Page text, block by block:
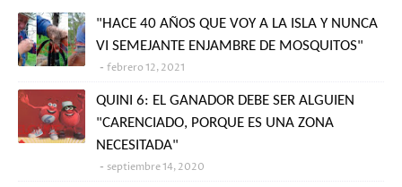
"HACE 40 AÑOS QUE VOY A LA ISLA Y NUNCA
VI SEMEJANTE ENJAMBRE DE MOSQUITOS"
febrero 12, 2021
QUINI 6: EL GANADOR DEBE SER ALGUIEN
"CARENCIADO, PORQUE ES UNA ZONA
NECESITADA"
septiembre 14, 2020